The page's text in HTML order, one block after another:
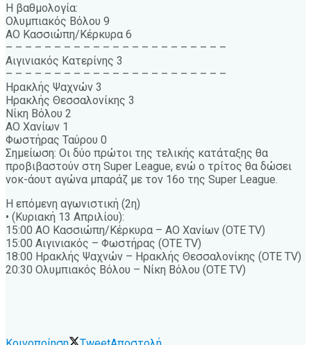
Η βαθμολογία:
Ολυμπιακός Βόλου 9
ΑΟ Κασσιώπη/Κέρκυρα 6
– – – – – – – – – – – – – – – – – – – – – – –
Αιγινιακός Κατερίνης 3
– – – – – – – – – – – – – – – – – – – – – – –
Ηρακλής Ψαχνών 3
Ηρακλής Θεσσαλονίκης 3
Νίκη Βόλου 2
ΑΟ Χανίων 1
Φωστήρας Ταύρου 0
Σημείωση: Οι δύο πρώτοι της τελικής κατάταξης θα
προβιβαστούν στη Super League, ενώ ο τρίτος θα δώσει
νοκ-άουτ αγώνα μπαράζ με τον 16o της Super League.
Η επόμενη αγωνιστική (2η)
• (Κυριακή 13 Απριλίου):
15:00 ΑΟ Κασσιώπη/Κέρκυρα – ΑΟ Χανίων (ΟΤΕ ΤV)
15:00 Αιγινιακός – Φωστήρας (ΟΤΕ ΤV)
18:00 Ηρακλής Ψαχνών – Ηρακλής Θεσσαλονίκης (ΟΤΕ ΤV)
20:30 Ολυμπιακός Βόλου – Νίκη Βόλου (ΟΤΕ ΤV)